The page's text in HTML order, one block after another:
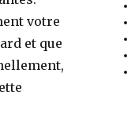
votre
et que